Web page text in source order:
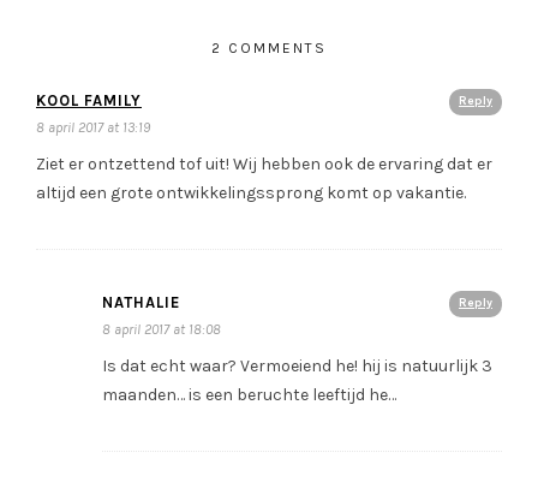
2 COMMENTS
Reply
KOOL FAMILY
8 april 2017 at 13:19
Ziet er ontzettend tof uit! Wij hebben ook de ervaring dat er
altijd een grote ontwikkelingssprong komt op vakantie.
Reply
NATHALIE
8 april 2017 at 18:08
Is dat echt waar? Vermoeiend he! hij is natuurlijk 3
maanden… is een beruchte leeftijd he…